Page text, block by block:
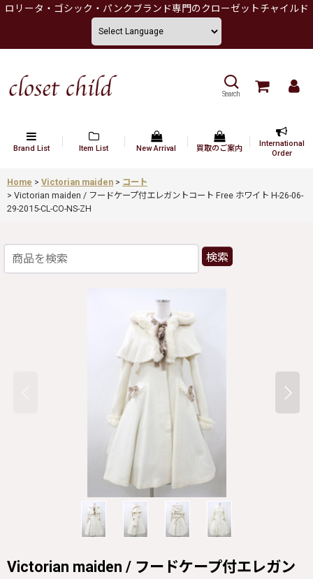
ロリータ・ゴシック・パンクブランド専門のクローゼットチャイルド
Search
Brand List Item List New Arrival 買取のご案内
International
Order
Home > Victorian maiden > コート
> Victorian maiden / フードケープ付エレガントコート Free ホワイト H-26-06-
29-2015-CL-CO-NS-ZH
検索
Victorian maiden / フードケープ付エレガン